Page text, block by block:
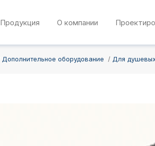
Продукция О компании
Дополнительное оборудование Для